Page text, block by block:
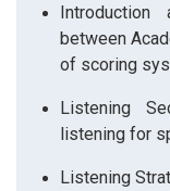
Introduction
between
of scoring
Listening
listening for
Listening